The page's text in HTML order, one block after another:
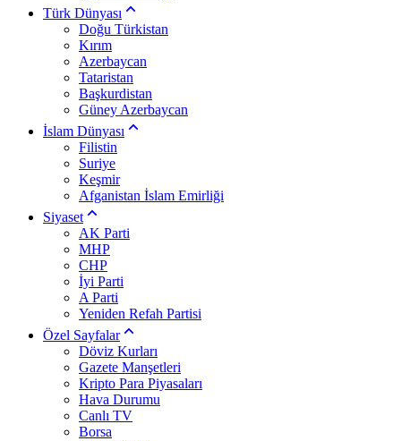
Türk Dünyası
Doğu Türkistan
Kırım
Azerbaycan
Tataristan
Başkurdistan
Güney Azerbaycan
İslam Dünyası
Filistin
Suriye
Keşmir
Afganistan İslam Emirliği
Siyaset
AK Parti
MHP
CHP
İyi Parti
A Parti
Yeniden Refah Partisi
Özel Sayfalar
Döviz Kurları
Gazete Manşetleri
Kripto Para Piyasaları
Hava Durumu
Canlı TV
Borsa